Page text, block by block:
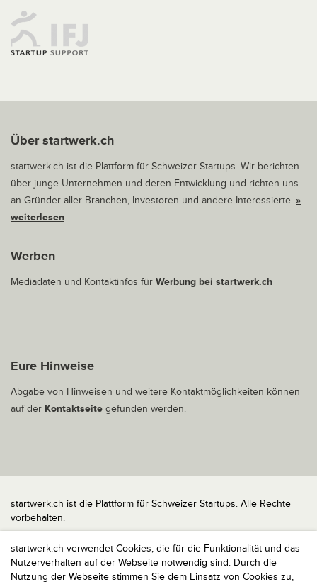
startwerk.ch verwendet Cookies, die für die Funktionalität und das
Nutzerverhalten auf der Webseite notwendig sind. Durch die
Nutzung der Webseite stimmen Sie dem Einsatz von Cookies zu,
Über startwerk.ch
startwerk.ch ist die Plattform für Schweizer Startups. Wir berichten
über junge Unternehmen und deren Entwicklung und richten uns
an Gründer aller Branchen, Investoren und andere Interessierte. »
weiterlesen
Werben
Mediadaten und Kontaktinfos für Werbung bei startwerk.ch
Eure Hinweise
Abgabe von Hinweisen und weitere Kontaktmöglichkeiten können
auf der Kontaktseite gefunden werden.
startwerk.ch ist die Plattform für Schweizer Startups. Alle Rechte
vorbehalten.
Impressum
Kontakt
nach oben